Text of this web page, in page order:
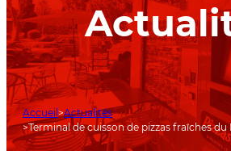
Accueil
Actualités
Terminal de cuisson de pizzas fraîches du